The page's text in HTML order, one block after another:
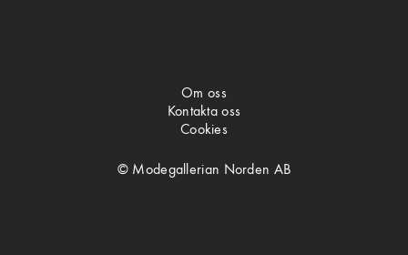
Om oss
Kontakta oss
Cookies
© Modegallerian Norden AB